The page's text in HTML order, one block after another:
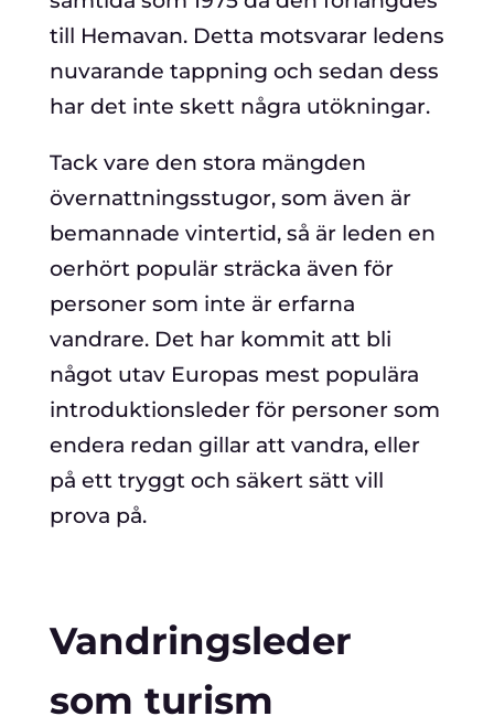
till Hemavan. Detta motsvarar ledens
nuvarande tappning och sedan dess
har det inte skett några utökningar.
Tack vare den stora mängden
övernattningsstugor, som även är
bemannade vintertid, så är leden en
oerhört populär sträcka även för
personer som inte är erfarna
vandrare. Det har kommit att bli
något utav Europas mest populära
introduktionsleder för personer som
endera redan gillar att vandra, eller
på ett tryggt och säkert sätt vill
prova på.
Vandringsleder
som turism